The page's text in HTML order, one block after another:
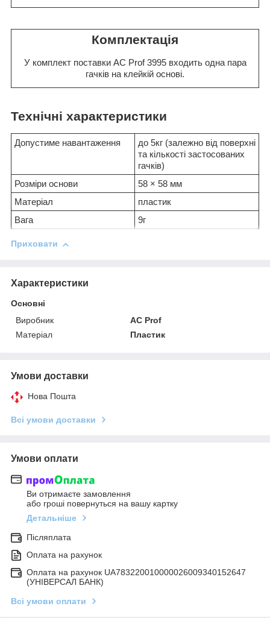
Комплектація
У комплект поставки AC Prof 3995 входить одна пара
гачків на клейкій основі.
Технічні характеристики
Допустиме навантаження
до 5кг (залежно від поверхні
та кількості застосованих
гачків)
Розміри основи
58 × 58 мм
Матеріал
пластик
Вага
9г
Приховати
Характеристики
Основні
Виробник
AC Prof
Матеріал
Пластик
Умови доставки
Нова Пошта
Всі умови доставки
Умови оплати
Ви отримаєте замовлення
або гроші повернуться на вашу картку
Детальніше
Післяплата
Оплата на рахунок
Оплата на рахунок UA783220010000026009340152647
(УНІВЕРСАЛ БАНК)
Всі умови оплати